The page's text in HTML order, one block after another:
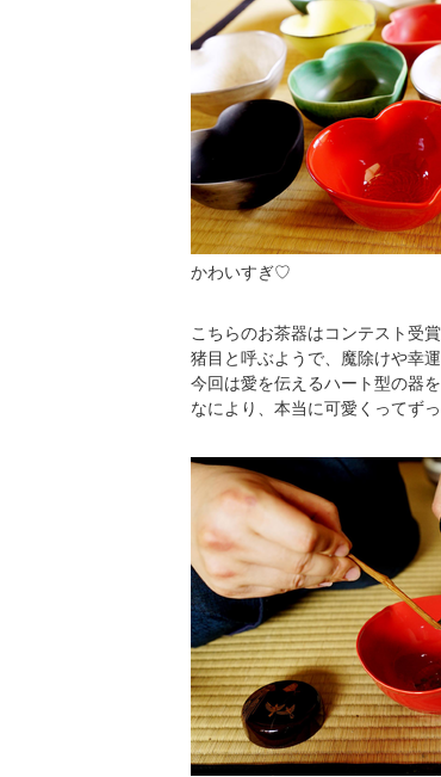
かわいすぎ♡
こちらのお茶器はコンテスト受
猪目と呼ぶようで、魔除けや幸
今回は愛を伝えるハート型の器
なにより、本当に可愛くってず